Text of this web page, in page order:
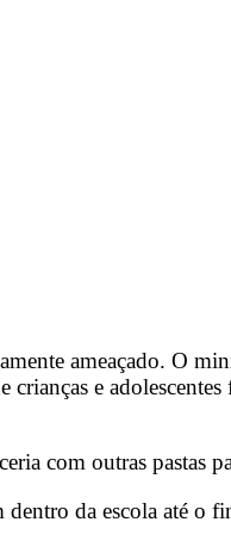
ameaçado. O
e
com outras pastas
da escola até o